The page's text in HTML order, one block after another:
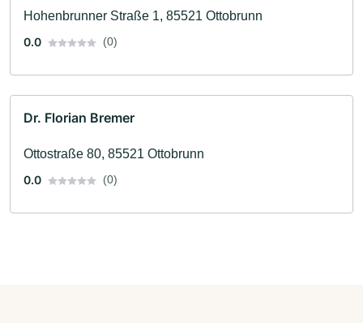
Hohenbrunner Straße 1, 85521 Ottobrunn
0.0
(0)
Dr. Florian Bremer
Ottostraße 80, 85521 Ottobrunn
0.0
(0)